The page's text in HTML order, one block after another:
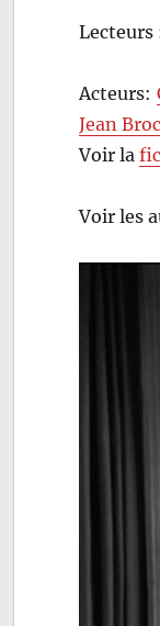
Acteurs:
Jean
Voir la
Voir les